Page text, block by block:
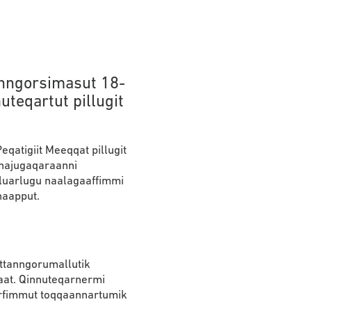
18-
pillugit
Meeqqat pillugit
naalagaaffimmi
Qinnuteqarnermi
toqqaannartumik